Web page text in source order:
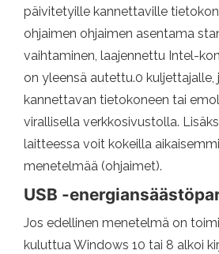
päivitetyille kannettaville
ohjaimen ohjaimen asentama
vaihtaminen, laajennettu Intel-
on yleensä autettu.0 kuljettajalle,
kannettavan tietokoneen tai
virallisella verkkosivustolla.
laitteessa voit kokeilla
menetelmää (ohjaimet).
USB -
Jos edellinen menetelmä on
kuluttua Windows 10 tai 8 alkoi